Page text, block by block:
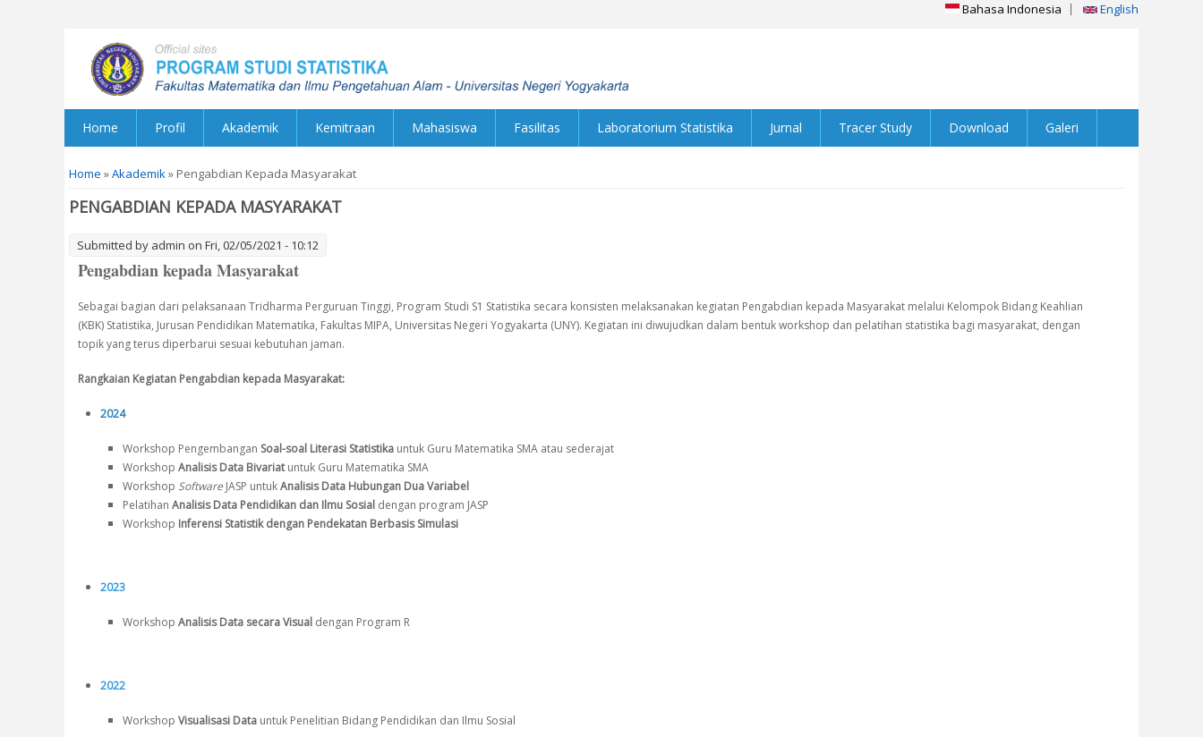
Bahasa Indonesia English
Home Profil Akademik Kemitraan Mahasiswa Fasilitas Laboratorium Statistika Jurnal Tracer Study Download Galeri
You are here
Home »Akademik» Pengabdian Kepada Masyarakat
PENGABDIAN KEPADA MASYARAKAT
Submitted by admin on Fri, 02/05/2021 - 10:12
Pengabdian kepada Masyarakat
Sebagai bagian dari pelaksanaan Tridharma Perguruan Tinggi, Program Studi S1 Statistika secara konsisten melaksanakan kegiatan Pengabdian kepada Masyarakat melalui Kelompok Bidang Keahlian
(KBK) Statistika, Jurusan Pendidikan Matematika, Fakultas MIPA, Universitas Negeri Yogyakarta (UNY). Kegiatan ini diwujudkan dalam bentuk workshop dan pelatihan statistika bagi masyarakat, dengan
topik yang terus diperbarui sesuai kebutuhan jaman.
Rangkaian Kegiatan Pengabdian kepada Masyarakat:
2024
Workshop Pengembangan Soal-soal Literasi Statistika untuk Guru Matematika SMA atau sederajat
Workshop Analisis Data Bivariatuntuk Guru Matematika SMA
Workshop Software JASP untukAnalisis Data Hubungan Dua Variabel
Pelatihan Analisis Data Pendidikan dan Ilmu Sosial dengan program JASP
Workshop Inferensi Statistik dengan Pendekatan Berbasis Simulasi
2023
Workshop Analisis Data secara Visual dengan Program R
2022
Workshop Visualisasi Data untuk Penelitian Bidang Pendidikan dan Ilmu Sosial